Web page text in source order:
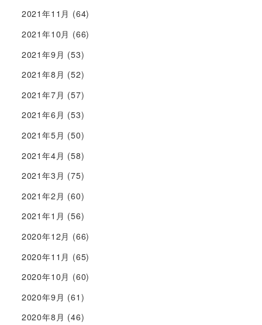
2021年11月 (64)
2021年10月 (66)
2021年9月 (53)
2021年8月 (52)
2021年7月 (57)
2021年6月 (53)
2021年5月 (50)
2021年4月 (58)
2021年3月 (75)
2021年2月 (60)
2021年1月 (56)
2020年12月 (66)
2020年11月 (65)
2020年10月 (60)
2020年9月 (61)
2020年8月 (46)